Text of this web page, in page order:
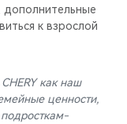
дополнительные
к взрослой
как наш
ценности,
подросткам-